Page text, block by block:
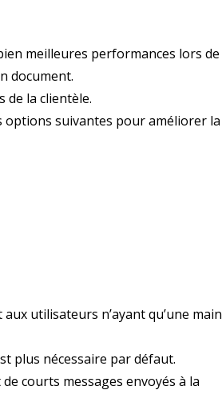
meilleures performances lors de
document.
de la clientèle.
options suivantes pour améliorer la
utilisateurs n’ayant qu’une main
plus nécessaire par défaut.
courts messages envoyés à la